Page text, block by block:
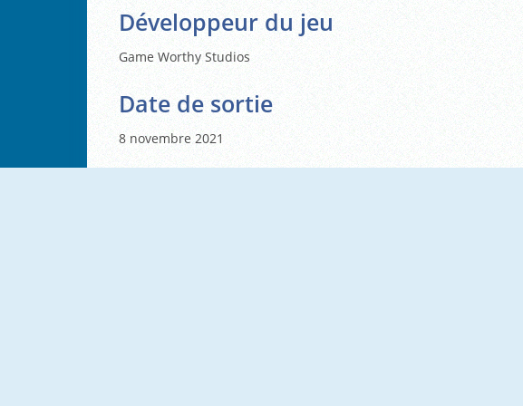
Développeur du jeu
Game Worthy Studios
Date de sortie
8 novembre 2021